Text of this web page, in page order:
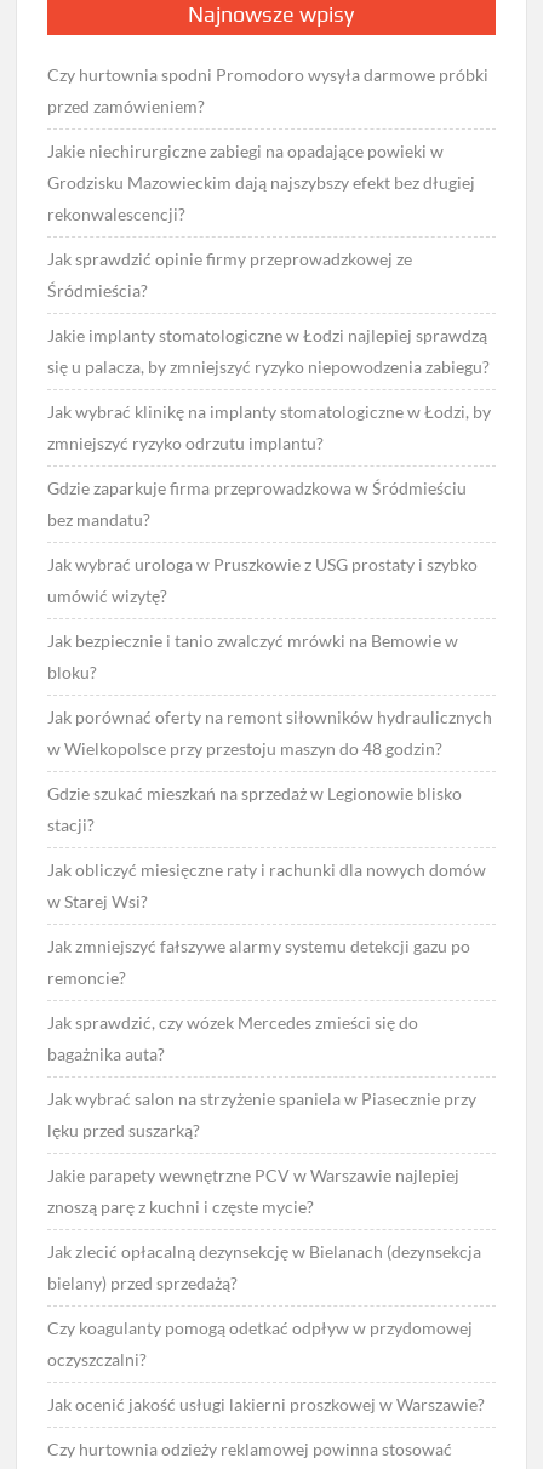
Najnowsze wpisy
Czy hurtownia spodni Promodoro wysyła darmowe próbki
przed zamówieniem?
Jakie niechirurgiczne zabiegi na opadające powieki w
Grodzisku Mazowieckim dają najszybszy efekt bez długiej
rekonwalescencji?
Jak sprawdzić opinie firmy przeprowadzkowej ze
Śródmieścia?
Jakie implanty stomatologiczne w Łodzi najlepiej sprawdzą
się u palacza, by zmniejszyć ryzyko niepowodzenia zabiegu?
Jak wybrać klinikę na implanty stomatologiczne w Łodzi, by
zmniejszyć ryzyko odrzutu implantu?
Gdzie zaparkuje firma przeprowadzkowa w Śródmieściu
bez mandatu?
Jak wybrać urologa w Pruszkowie z USG prostaty i szybko
umówić wizytę?
Jak bezpiecznie i tanio zwalczyć mrówki na Bemowie w
bloku?
Jak porównać oferty na remont siłowników hydraulicznych
w Wielkopolsce przy przestoju maszyn do 48 godzin?
Gdzie szukać mieszkań na sprzedaż w Legionowie blisko
stacji?
Jak obliczyć miesięczne raty i rachunki dla nowych domów
w Starej Wsi?
Jak zmniejszyć fałszywe alarmy systemu detekcji gazu po
remoncie?
Jak sprawdzić, czy wózek Mercedes zmieści się do
bagażnika auta?
Jak wybrać salon na strzyżenie spaniela w Piasecznie przy
lęku przed suszarką?
Jakie parapety wewnętrzne PCV w Warszawie najlepiej
znoszą parę z kuchni i częste mycie?
Jak zlecić opłacalną dezynsekcję w Bielanach (dezynsekcja
bielany) przed sprzedażą?
Czy koagulanty pomogą odetkać odpływ w przydomowej
oczyszczalni?
Jak ocenić jakość usługi lakierni proszkowej w Warszawie?
Czy hurtownia odzieży reklamowej powinna stosować